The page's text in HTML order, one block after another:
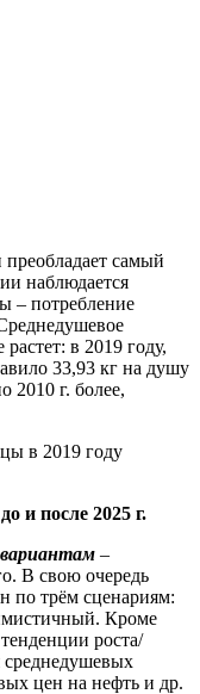
преобладает самый
наблюдается
– потребление
в 2019 году,
33,93 кг на душу
2010 г. более,
в 2019 году
и после 2025 г.
вариантам –
В свою очередь
по трём сценариям:
Кроме
роста/
цен на нефть и др.